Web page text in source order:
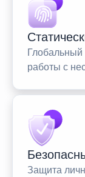
Глобальный
работы с
Защита